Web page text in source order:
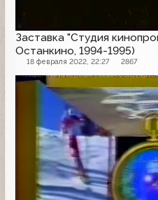
Заставка "Студия
Останкино, 1994-1995)
18 февраля 2022, 22:27 2867
Заставка